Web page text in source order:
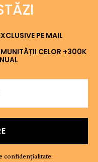
PE MAIL
CELOR +300K
confidențialitate.